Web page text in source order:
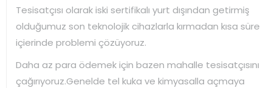
Tesisatçısı olarak iski sertifikalı yurt dışından getirmiş
olduğumuz son teknolojik cihazlarla kırmadan kısa süre
içierinde problemi çözüyoruz.
Daha az para ödemek için bazen mahalle tesisatçısını
çağırıyoruz.Genelde tel kuka ve kimyasalla açmaya